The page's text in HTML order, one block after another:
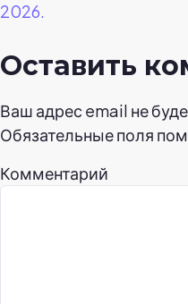
2026.
Оставить
Ваш адрес email не
Обязательные поля
Комментарий